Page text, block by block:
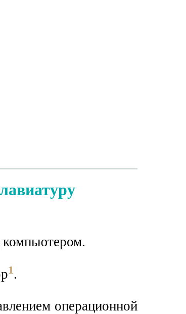
компьютером.
1.
операционной